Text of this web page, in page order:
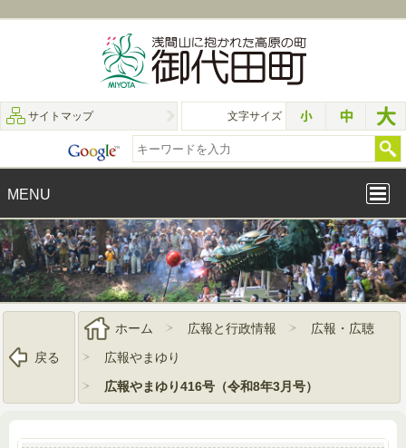
サイトマップ 文字サイズ
MENU
戻る
ホーム 広報と行政情報
広報・広聴
広報やまゆり
広報やまゆり416号（令和8年3月号）